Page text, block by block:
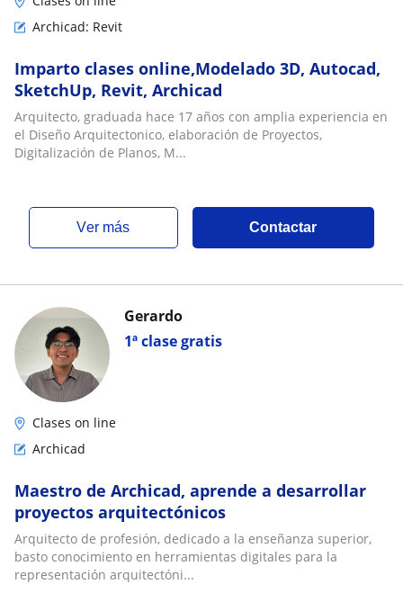
Archicad: Revit
Imparto clases online,Modelado 3D, Autocad,
SketchUp, Revit, Archicad
Arquitecto, graduada hace 17 años con amplia experiencia en
el Diseño Arquitectonico, elaboración de Proyectos,
Digitalización de Planos, M...
ver más Contactar
1ª clase gratis
Gerardo
Clases on line
Archicad
Maestro de Archicad, aprende a desarrollar
proyectos arquitectónicos
Arquitecto de profesión, dedicado a la enseñanza superior,
basto conocimiento en herramientas digitales para la
representación arquitectóni...